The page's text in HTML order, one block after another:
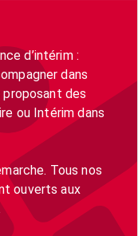
d’intérim :
dans
des
ou Intérim dans
Tous nos
ouverts aux